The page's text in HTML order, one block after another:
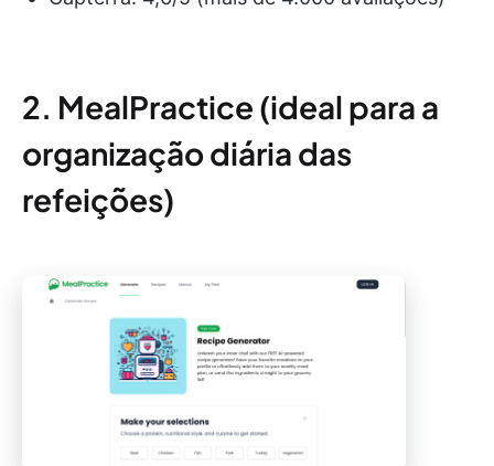
2. MealPractice (ideal para a
organização diária das
refeições)